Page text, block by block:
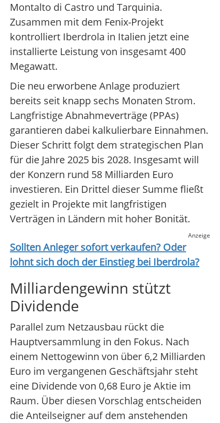
Montalto di Castro und Tarquinia.
Zusammen mit dem Fenix-Projekt
kontrolliert Iberdrola in Italien jetzt eine
installierte Leistung von insgesamt 400
Megawatt.
Die neu erworbene Anlage produziert
bereits seit knapp sechs Monaten Strom.
Langfristige Abnahmeverträge (PPAs)
garantieren dabei kalkulierbare Einnahmen.
Dieser Schritt folgt dem strategischen Plan
für die Jahre 2025 bis 2028. Insgesamt will
der Konzern rund 58 Milliarden Euro
investieren. Ein Drittel dieser Summe fließt
gezielt in Projekte mit langfristigen
Verträgen in Ländern mit hoher Bonität.
Anzeige
Sollten Anleger sofort verkaufen? Oder
lohnt sich doch der Einstieg bei Iberdrola?
Milliardengewinn stützt
Dividende
Parallel zum Netzausbau rückt die
Hauptversammlung in den Fokus. Nach
einem Nettogewinn von über 6,2 Milliarden
Euro im vergangenen Geschäftsjahr steht
eine Dividende von 0,68 Euro je Aktie im
Raum. Über diesen Vorschlag entscheiden
die Anteilseigner auf dem anstehenden